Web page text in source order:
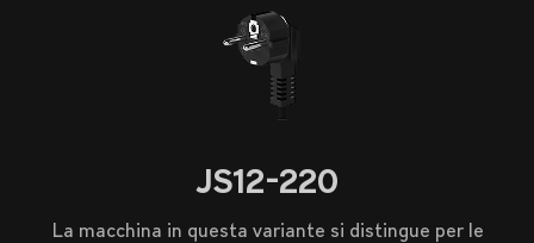
JS12-220
La macchina in questa variante si distingue per le